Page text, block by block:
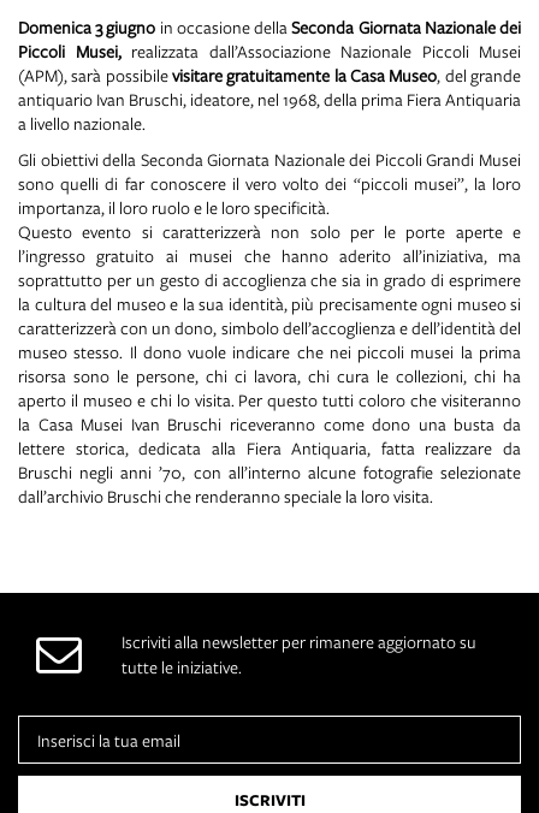
Domenica 3 giugno in occasione dellaSeconda Giornata Nazionale dei
Piccoli Musei,realizzata dall’Associazione Nazionale Piccoli Musei
(APM), sarà possibilevisitare gratuitamente la Casa Museo, del grande
antiquario Ivan Bruschi, ideatore, nel 1968, della prima Fiera Antiquaria
a livello nazionale.
Gli obiettivi della Seconda Giornata Nazionale dei Piccoli Grandi Musei
sono quelli di far conoscere il vero volto dei “piccoli musei”, la loro
importanza, il loro ruolo e le loro specificità.
Questo evento si caratterizzerà non solo per le porte aperte e
l’ingresso gratuito ai musei che hanno aderito all’iniziativa, ma
soprattutto per un gesto di accoglienza che sia in grado di esprimere
la cultura del museo e la sua identità, più precisamente ogni museo si
caratterizzerà con un dono, simbolo dell’accoglienza e dell’identità del
museo stesso. Il dono vuole indicare che nei piccoli musei la prima
risorsa sono le persone, chi ci lavora, chi cura le collezioni, chi ha
aperto il museo e chi lo visita. Per questo tutti coloro che visiteranno
la Casa Musei Ivan Bruschi riceveranno come dono una busta da
lettere storica, dedicata alla Fiera Antiquaria, fatta realizzare da
Bruschi negli anni ’70, con all’interno alcune fotografie selezionate
dall’archivio Bruschi che renderanno speciale la loro visita.
Iscriviti alla newsletter per rimanere aggiornato su
tutte le iniziative.